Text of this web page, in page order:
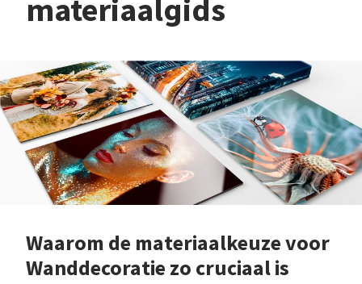
materiaalgids
Waarom de materiaalkeuze voor
Wanddecoratie zo cruciaal is